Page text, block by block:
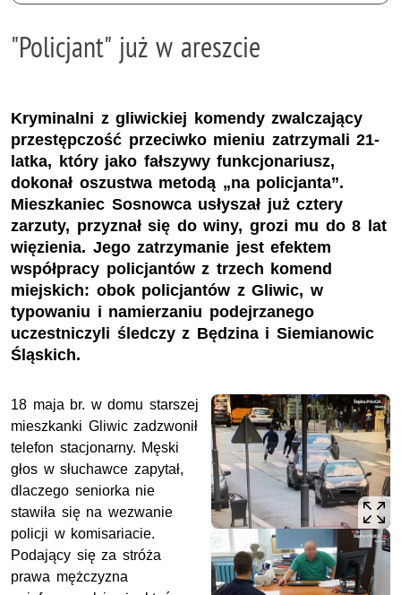
"Policjant" już w areszcie
Kryminalni z gliwickiej komendy zwalczający
przestępczość przeciwko mieniu zatrzymali 21-
latka, który jako fałszywy funkcjonariusz,
dokonał oszustwa metodą „na policjanta”.
Mieszkaniec Sosnowca usłyszał już cztery
zarzuty, przyznał się do winy, grozi mu do 8 lat
więzienia. Jego zatrzymanie jest efektem
współpracy policjantów z trzech komend
miejskich: obok policjantów z Gliwic, w
typowaniu i namierzaniu podejrzanego
uczestniczyli śledczy z Będzina i Siemianowic
Śląskich.
18 maja br. w domu starszej
mieszkanki Gliwic zadzwonił
telefon stacjonarny. Męski
głos w słuchawce zapytał,
dlaczego seniorka nie
stawiła się na wezwanie
policji w komisariacie.
Podający się za stróża
prawa mężczyzna